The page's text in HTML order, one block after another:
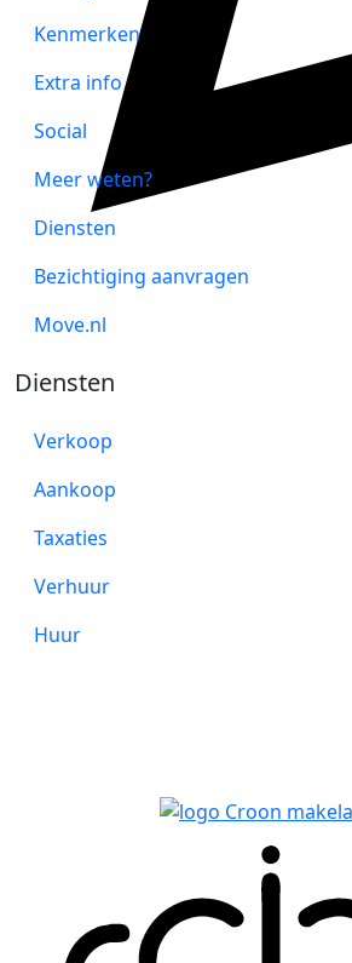
Kenmerken
Extra info
Social
Meer weten?
Diensten
Bezichtiging aanvragen
Move.nl
Diensten
Verkoop
Aankoop
Taxaties
Verhuur
Huur